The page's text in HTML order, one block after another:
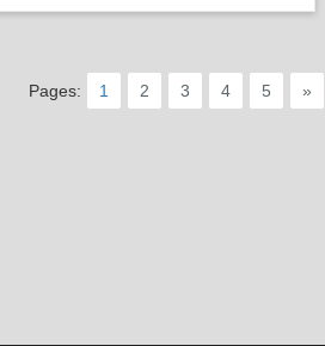
Pages: 1 2 3 4 5 »